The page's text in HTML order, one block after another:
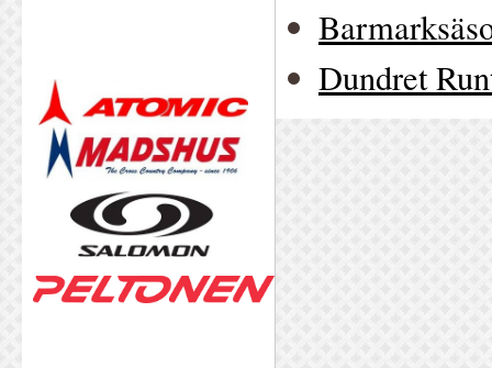
Dundret